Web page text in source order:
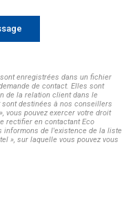
enregistrées dans un fichier
de contact. Elles sont
de la relation client dans le
destinées à nos conseillers
vous pouvez exercer votre droit
rectifier en contactant Eco
informons de l'existence de la liste
», sur laquelle vous pouvez vous